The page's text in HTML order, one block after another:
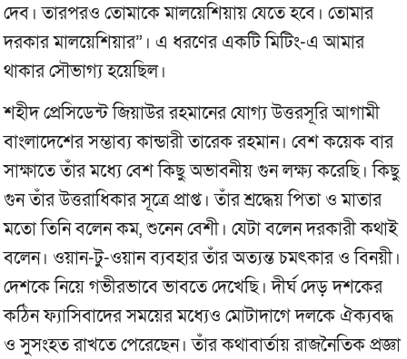
দেব। তারপরও তোমাকে মালয়েশিয়ায় যেতে হবে। তোমার
দরকার মালয়েশিয়ার”। এ ধরণের একটি মিটিং-এ আমার
থাকার সৌভাগ্য হয়েছিল।
শহীদ প্রেসিডেন্ট জিয়াউর রহমানের যোগ্য উত্তরসূরি আগামী
বাংলাদেশের সম্ভাব্য কান্ডারী তারেক রহমান। বেশ কয়েক বার
সাক্ষাতে তাঁর মধ্যে বেশ কিছু অভাবনীয় গুন লক্ষ্য করেছি। কিছু
গুন তাঁর উত্তরাধিকার সূত্রে প্রাপ্ত। তাঁর শ্রদ্ধেয় পিতা ও মাতার
মতো তিনি বলেন কম, শুনেন বেশী। যেটা বলেন দরকারী কথাই
বলেন। ওয়ান-টু-ওয়ান ব্যবহার তাঁর অত্যন্ত চমৎকার ও বিনয়ী।
দেশকে নিয়ে গভীরভাবে ভাবতে দেখেছি। দীর্ঘ দেড় দশকের
কঠিন ফ্যাসিবাদের সময়ের মধ্যেও মোটাদাগে দলকে ঐক্যবদ্ধ
ও সুসংহত রাখতে পেরেছেন। তাঁর কথাবার্তায় রাজনৈতিক প্রজ্ঞা